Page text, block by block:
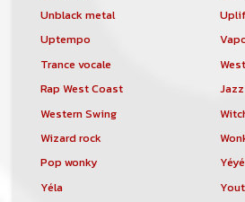
Unblack metal
Uptempo
Trance vocale
Rap West Coast
Western Swing
Wizard rock
Pop wonky
Yéyé
Yéla